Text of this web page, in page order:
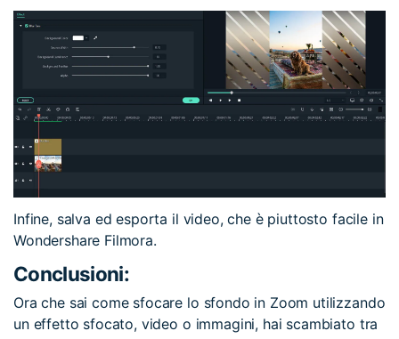
Infine, salva ed esporta il video, che è piuttosto facile in
Wondershare Filmora.
Conclusioni:
Ora che sai come sfocare lo sfondo in Zoom utilizzando
un effetto sfocato, video o immagini, hai scambiato tra